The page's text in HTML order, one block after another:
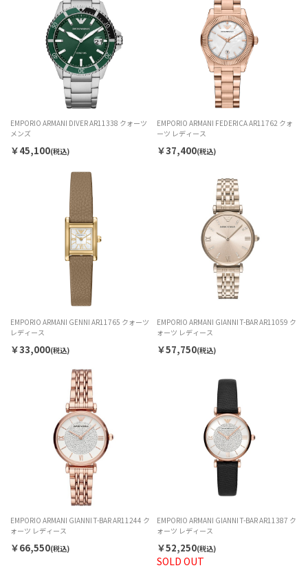
EMPORIO ARMANI DIVER AR11338 クォーツ
メンズ
￥45,100(税込)
EMPORIO ARMANI FEDERICA AR11762 クォ
ーツ レディース
￥37,400(税込)
EMPORIO ARMANI GENNI AR11765 クォーツ
レディース
￥33,000(税込)
EMPORIO ARMANI GIANNI T-BAR AR11059 ク
ォーツ レディース
￥57,750(税込)
EMPORIO ARMANI GIANNI T-BAR AR11244 ク
ォーツ レディース
￥66,550(税込)
SOLD OUT
EMPORIO ARMANI GIANNI T-BAR AR11387 ク
ォーツ レディース
￥52,250(税込)